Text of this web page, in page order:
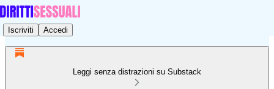
Iscriviti Accedi
Leggi senza distrazioni su Substack